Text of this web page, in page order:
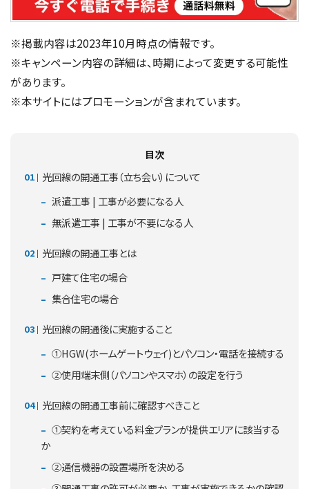
※掲載内容は2023年10月時点の情報です。
※キャンペーン内容の詳細は、時期によって変更する可能性
があります。
※本サイトにはプロモーションが含まれています。
目次
光回線の開通工事（立ち会い）について
派遣工事 | 工事が必要になる人
無派遣工事 | 工事が不要になる人
光回線の開通工事とは
戸建て住宅の場合
集合住宅の場合
光回線の開通後に実施すること
①HGW(ホームゲートウェイ)とパソコン・電話を接続する
②使用端末側（パソコンやスマホ）の設定を行う
光回線の開通工事前に確認すべきこと
①契約を考えている料金プランが提供エリアに該当する
か
②通信機器の設置場所を決める